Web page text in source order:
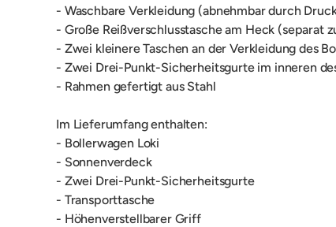
- Waschbare Verkleidung (abnehmbar durch
- Große Reißverschlusstasche am Heck (separat
- Zwei kleinere Taschen an der Verkleidung des
- Zwei Drei-Punkt-Sicherheitsgurte im inneren
- Rahmen gefertigt aus Stahl
Im Lieferumfang enthalten:
- Bollerwagen Loki
- Sonnenverdeck
- Zwei Drei-Punkt-Sicherheitsgurte
- Transporttasche
- Höhenverstellbarer Griff